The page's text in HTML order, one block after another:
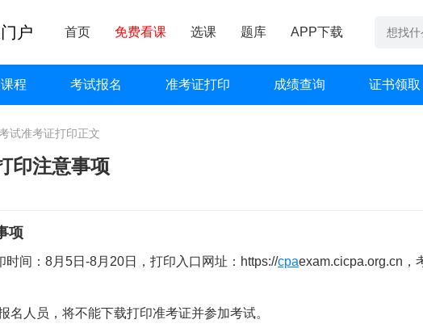
户 首页 免费看课 选课 题库 APP下载
程 考试报名 准考证打印 成绩查询 证书领取
试准考证打印正文
印注意事项
项
时间：8月5日-8月20日，打印入口网址：https://cpaexam.cicpa.org.cn，
名人员，将不能下载打印准考证并参加考试。